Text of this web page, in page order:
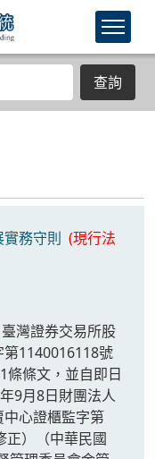
查詢
務守則 (現行法
灣證券交易所股
1140016118號
條條文，並自即日
9月8日財團法人
心證櫃監字第
正）（中華民國